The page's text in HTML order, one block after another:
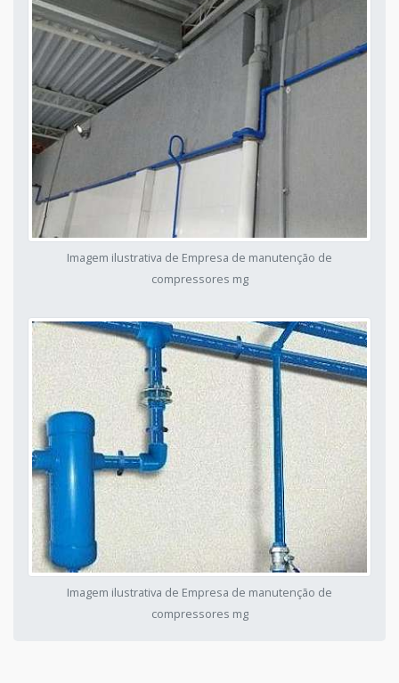
Imagem ilustrativa de Empresa de manutenção de
compressores mg
Imagem ilustrativa de Empresa de manutenção de
compressores mg